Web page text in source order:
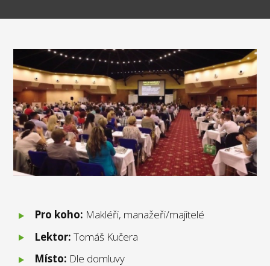
Pro koho: Makléři, manažeři/majitelé
Lektor:Tomáš Kučera
Místo: Dle domluvy